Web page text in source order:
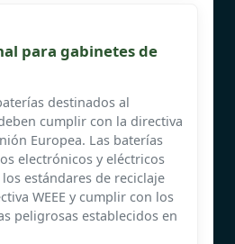
para gabinetes de
destinados al
cumplir con la directiva
Europea. Las baterías
electrónicos y eléctricos
estándares de reciclaje
WEEE y cumplir con los
peligrosas establecidos en